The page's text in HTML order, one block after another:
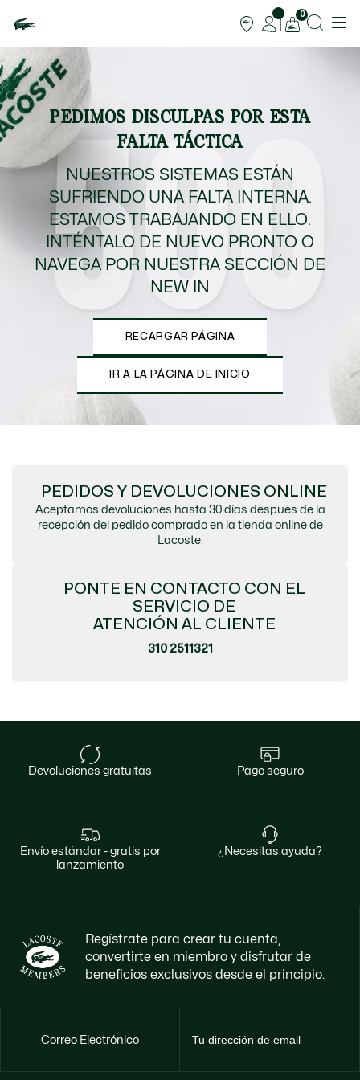
0
PEDIMOS DISCULPAS POR ESTA
FALTA TÁCTICA
NUESTROS SISTEMAS ESTÁN
SUFRIENDO UNA FALTA INTERNA.
ESTAMOS TRABAJANDO EN ELLO.
INTÉNTALO DE NUEVO PRONTO O
NAVEGA POR NUESTRA SECCIÓN DE
NEW IN
RECARGAR PÁGINA
IR A LA PÁGINA DE INICIO
PEDIDOS Y DEVOLUCIONES ONLINE
Aceptamos devoluciones hasta 30 días después de la
recepción del pedido comprado en la tienda online de
Lacoste.
PONTE EN CONTACTO CON EL
SERVICIO DE
ATENCIÓN AL CLIENTE
310 2511321
devoluciones gratuitas pago seguro
envío estándar - gratis por
lanzamiento
¿necesitas ayuda?
Regístrate para crear tu cuenta,
convertirte en miembro y disfrutar de
beneficios exclusivos desde el principio.
Correo Electrónico